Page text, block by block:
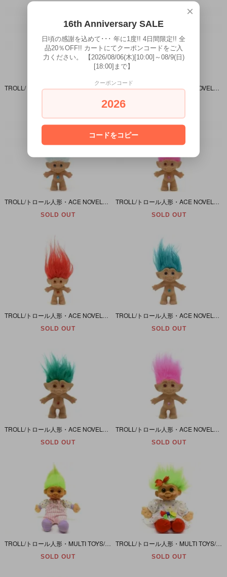
TROLL/トロール人形・ACE NOVELTY/エースノベルティ・Treasure Troll with Wishstone/トレジャートロールウィズウィッシュストーン 「ブルー/S/スター」
SOLD OUT SOLD OUT
SOLD OUT SOLD OUT
TROLL/トロール人形・ACE NOVELTY/エースノベルティ・Treasure Troll with Wishstone/トレジャートロールウィズウィッシュストーン 「グリーン/M/オーバル」
SOLD OUT
TROLL/トロール人形・ACE NOVELTY/エースノベルティ・Treasure Troll with Wishstone/トレジャートロールウィズウィッシュストーン 「ピンク/M/スター」
SOLD OUT
TROLL/トロール人形・MULTI TOYS/マルチトイズ 「グリーン/ぬいぐるみ小/ピンクストライプ」
SOLD OUT
TROLL/トロール人形・MULTI TOYS/マルチトイズ 「グリーン/ぬいぐるみ大/マルチカラーのハート柄」
SOLD OUT
×
16th Anniversary SALE
日頃の感謝を込めて･･･ 年に1度!! 4日間限定!! 全
品20％OFF!! カートにてクーポンコードをご入
力ください。 【2026/08/06(木)[10:00]～08/9(日)
[18:00]まで】
クーポンコード
2026
コードをコピー